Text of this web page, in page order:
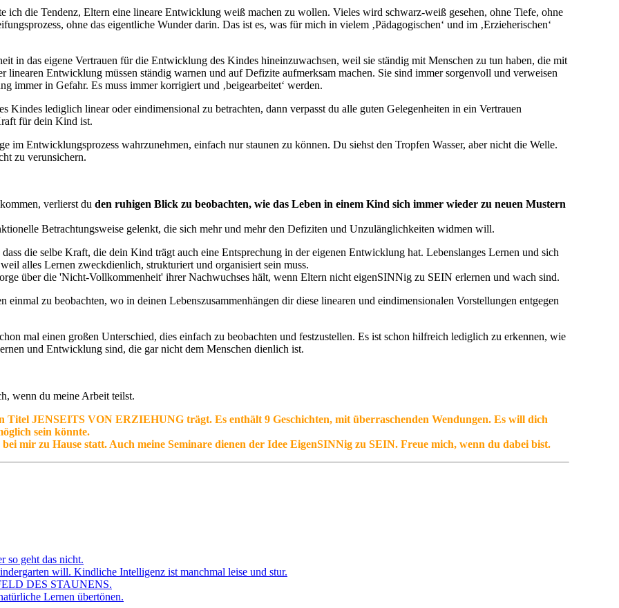
die Tendenz, Eltern eine lineare Entwicklung weiß machen zu wollen. Vieles wird schwarz-weiß gesehen, ohne Tiefe, ohne
ohne das eigentliche Wunder darin. Das ist es, was für mich in vielem ‚Pädagogischen‘ und im ‚Erzieherischen‘
in das eigene Vertrauen für die Entwicklung des Kindes hineinzuwachsen, weil sie ständig mit Menschen zu tun haben, die mit
linearen Entwicklung müssen ständig warnen und auf Defizite aufmerksam machen. Sie sind immer sorgenvoll und verweisen
immer in Gefahr. Es muss immer korrigiert und ‚beigearbeitet‘ werden.
Kindes lediglich linear oder eindimensional zu betrachten, dann verpasst du alle guten Gelegenheiten in ein Vertrauen
für dein Kind ist.
im Entwicklungsprozess wahrzunehmen, einfach nur staunen zu können. Du siehst den Tropfen Wasser, aber nicht die Welle.
zu verunsichern.
verlierst du den ruhigen Blick zu beobachten, wie das Leben in einem Kind sich immer wieder zu neuen Mustern
Betrachtungsweise gelenkt, die sich mehr und mehr den Defiziten und Unzulänglichkeiten widmen will.
die selbe Kraft, die dein Kind trägt auch eine Entsprechung in der eigenen Entwicklung hat. Lebenslanges Lernen und sich
alles Lernen zweckdienlich, strukturiert und organisiert sein muss.
über die 'Nicht-Vollkommenheit' ihrer Nachwuchses hält, wenn Eltern nicht eigenSINNig zu SEIN erlernen und wach sind.
einmal zu beobachten, wo in deinen Lebenszusammenhängen dir diese linearen und eindimensionalen Vorstellungen entgegen
mal einen großen Unterschied, dies einfach zu beobachten und festzustellen. Es ist schon hilfreich lediglich zu erkennen, wie
und Entwicklung sind, die gar nicht dem Menschen dienlich ist.
wenn du meine Arbeit teilst.
Titel JENSEITS VON ERZIEHUNG trägt. Es enthält 9 Geschichten, mit überraschenden Wendungen. Es will dich
sein könnte.
mir zu Hause statt. Auch meine Seminare dienen der Idee EigenSINNig zu SEIN. Freue mich, wenn du dabei bist.
so geht das nicht.
will. Kindliche Intelligenz ist manchmal leise und stur.
DES STAUNENS.
Lernen übertönen.